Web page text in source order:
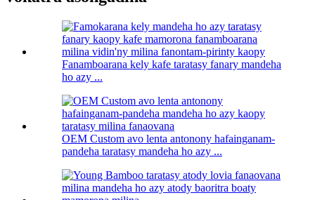
Fanamboarana kely kafe taratasy fanary mandeha
ho azy ...
OEM Custom avo lenta antonony hafainganam-
pandeha taratasy mandeha ho azy ...